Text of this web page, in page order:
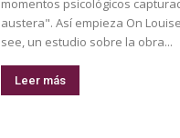
momentos psicológicos
austera". Así empieza On
see, un estudio sobre la obra...
Leer más